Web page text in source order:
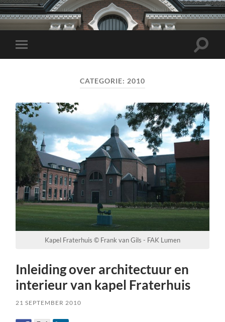
Toggle
mobiel
Toggle
CATEGORIE: 2010
Kapel Fraterhuis © Frank van Gils - FAK Lumen
Inleiding over architectuur en
interieur van kapel Fraterhuis
21 SEPTEMBER 2010